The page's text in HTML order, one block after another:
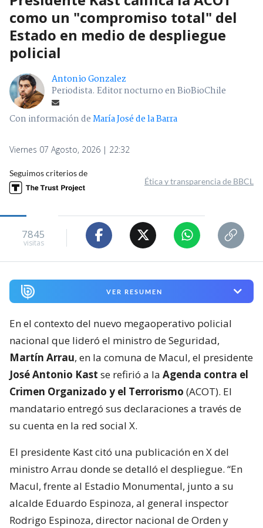
como un "compromiso total" del
Estado en medio de despliegue
policial
Antonio Gonzalez
Periodista. Editor nocturno en BioBioChile
Con información deMaría José de la Barra
Viernes 07 Agosto, 2026 | 22:32
Seguimos criterios de
Ética y transparencia de BBCL
7845
visitas
VER RESUMEN
En el contexto del nuevo megaoperativo policial
nacional que lideró el ministro de Seguridad,
Martín Arrau, en la comuna de Macul, el presidente
José Antonio Kast se refirió a la Agenda contra el
Crimen Organizado y el Terrorismo (ACOT). El
mandatario entregó sus declaraciones a través de
su cuenta en la red social X.
El presidente Kast citó una publicación en X del
ministro Arrau donde se detalló el despliegue. “En
Macul, frente al Estadio Monumental, junto a su
alcalde Eduardo Espinoza, al general inspector
Rodrigo Espinoza, director nacional de Orden y